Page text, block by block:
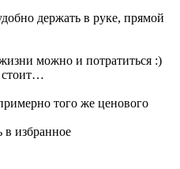
держать в руке, прямой
можно и потратиться :)
стоит…
того же ценового
в избранное